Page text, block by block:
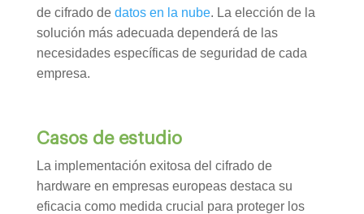
de cifrado de datos en la nube. La elección de la
solución más adecuada dependerá de las
necesidades específicas de seguridad de cada
empresa.
Casos de estudio
La implementación exitosa del cifrado de
hardware en empresas europeas destaca su
eficacia como medida crucial para proteger los